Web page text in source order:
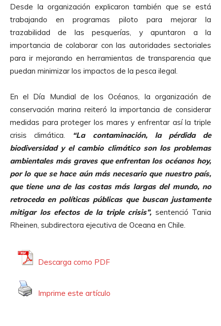
Desde la organización explicaron también que se está
trabajando en programas piloto para mejorar la
trazabilidad de las pesquerías, y apuntaron a la
importancia de colaborar con las autoridades sectoriales
para ir mejorando en herramientas de transparencia que
puedan minimizar los impactos de la pesca ilegal.
En el Día Mundial de los Océanos, la organización de
conservación marina reiteró la importancia de considerar
medidas para proteger los mares y enfrentar así la triple
crisis climática. “La contaminación, la pérdida de
biodiversidad y el cambio climático son los problemas
ambientales más graves que enfrentan los océanos hoy,
por lo que se hace aún más necesario que nuestro país,
que tiene una de las costas más largas del mundo, no
retroceda en políticas públicas que buscan justamente
mitigar los efectos de la triple crisis”, sentenció Tania
Rheinen, subdirectora ejecutiva de Oceana en Chile.
Descarga como PDF
Imprime este artículo